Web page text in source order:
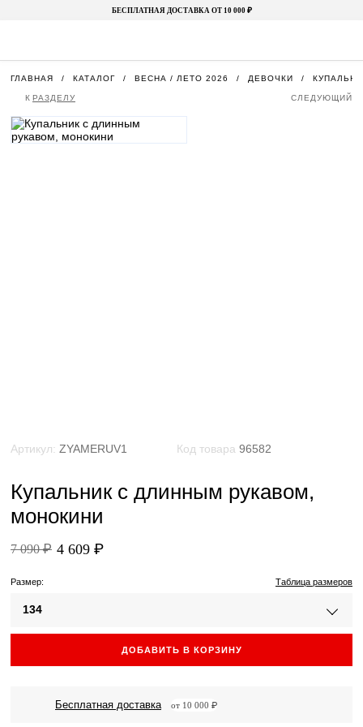
БЕСПЛАТНАЯ ДОСТАВКА ОТ 10 000 ₽
ГЛАВНАЯ КАТАЛОГ ВЕСНА / ЛЕТО 2026 ДЕВОЧКИ
К РАЗДЕЛУ СЛЕДУЮЩИЙ
Артикул: ZYAMERUV1 Код товара 96582
Купальник с длинным рукавом,
монокини
7 090 ₽ 4 609 ₽
Размер: Таблица размеров
134
ДОБАВИТЬ В КОРЗИНУ
Бесплатная доставка от 10 000 ₽